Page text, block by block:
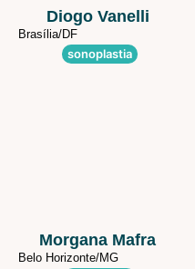
Diogo Vanelli
Brasília/DF
sonoplastia
Morgana Mafra
Belo Horizonte/MG